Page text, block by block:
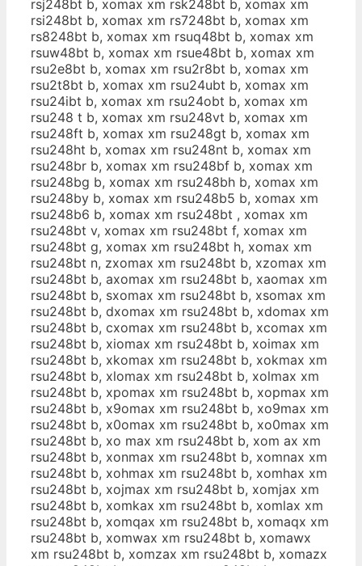
rsj248bt b, xomax xm rsk248bt b, xomax xm
rsi248bt b, xomax xm rs7248bt b, xomax xm
rs8248bt b, xomax xm rsuq48bt b, xomax xm
rsuw48bt b, xomax xm rsue48bt b, xomax xm
rsu2e8bt b, xomax xm rsu2r8bt b, xomax xm
rsu2t8bt b, xomax xm rsu24ubt b, xomax xm
rsu24ibt b, xomax xm rsu24obt b, xomax xm
rsu248 t b, xomax xm rsu248vt b, xomax xm
rsu248ft b, xomax xm rsu248gt b, xomax xm
rsu248ht b, xomax xm rsu248nt b, xomax xm
rsu248br b, xomax xm rsu248bf b, xomax xm
rsu248bg b, xomax xm rsu248bh b, xomax xm
rsu248by b, xomax xm rsu248b5 b, xomax xm
rsu248b6 b, xomax xm rsu248bt , xomax xm
rsu248bt v, xomax xm rsu248bt f, xomax xm
rsu248bt g, xomax xm rsu248bt h, xomax xm
rsu248bt n, zxomax xm rsu248bt b, xzomax xm
rsu248bt b, axomax xm rsu248bt b, xaomax xm
rsu248bt b, sxomax xm rsu248bt b, xsomax xm
rsu248bt b, dxomax xm rsu248bt b, xdomax xm
rsu248bt b, cxomax xm rsu248bt b, xcomax xm
rsu248bt b, xiomax xm rsu248bt b, xoimax xm
rsu248bt b, xkomax xm rsu248bt b, xokmax xm
rsu248bt b, xlomax xm rsu248bt b, xolmax xm
rsu248bt b, xpomax xm rsu248bt b, xopmax xm
rsu248bt b, x9omax xm rsu248bt b, xo9max xm
rsu248bt b, x0omax xm rsu248bt b, xo0max xm
rsu248bt b, xo max xm rsu248bt b, xom ax xm
rsu248bt b, xonmax xm rsu248bt b, xomnax xm
rsu248bt b, xohmax xm rsu248bt b, xomhax xm
rsu248bt b, xojmax xm rsu248bt b, xomjax xm
rsu248bt b, xomkax xm rsu248bt b, xomlax xm
rsu248bt b, xomqax xm rsu248bt b, xomaqx xm
rsu248bt b, xomwax xm rsu248bt b, xomawx
xm rsu248bt b, xomzax xm rsu248bt b, xomazx